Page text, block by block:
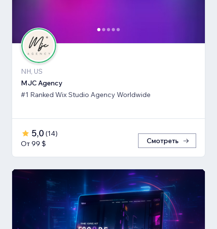
NH, US
MJC Agency
#1 Ranked Wix Studio Agency Worldwide
5,0 (14)
От 99 $
Смотреть